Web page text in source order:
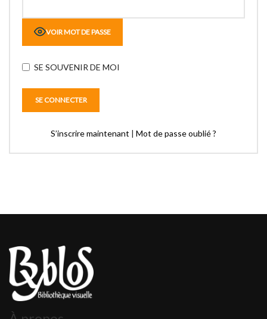
VOIR MOT DE PASSE
SE SOUVENIR DE MOI
S’inscrire maintenant | Mot de passe oublié ?